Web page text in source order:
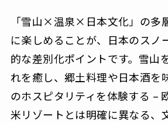
「雪山×温泉×日本文化」の多
に楽しめることが、日本のスノ
的な差別化ポイントです。雪山
れを癒し、郷土料理や日本酒を
のホスピタリティを体験する –
米リゾートとは明確に異なる、